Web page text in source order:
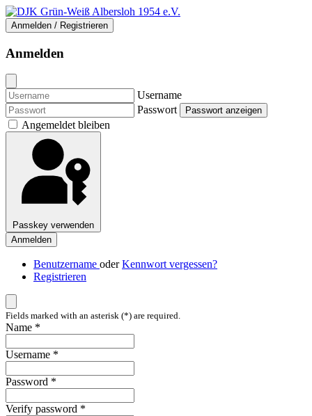
Anmelden / Registrieren
Anmelden
Username
Passwort
Passwort anzeigen
Angemeldet bleiben
Passkey verwenden
Anmelden
Benutzername oderKennwort vergessen?
Registrieren
Fields marked with an asterisk (*) are required.
Name *
Username *
Password *
Verify password *